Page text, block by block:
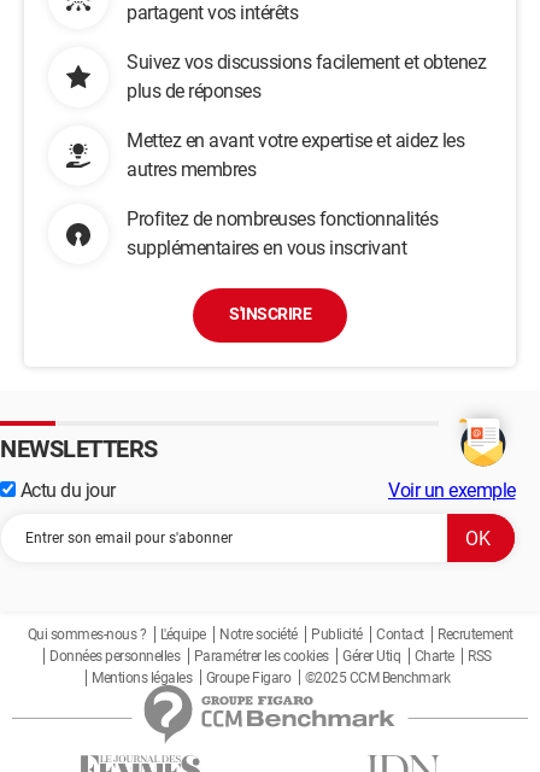
partagent vos intérêts
Suivez vos discussions facilement et obtenez
plus de réponses
Mettez en avant votre expertise et aidez les
autres membres
Profitez de nombreuses fonctionnalités
supplémentaires en vous inscrivant
S'INSCRIRE
NEWSLETTERS
Actu du jour Voir un exemple
Qui sommes-nous ? L'équipe Notre société Publicité Contact
Recrutement
Données personnelles
Paramétrer les cookies Gérer Utiq Charte
RSS
Mentions légales
Groupe Figaro ©2025 CCM Benchmark